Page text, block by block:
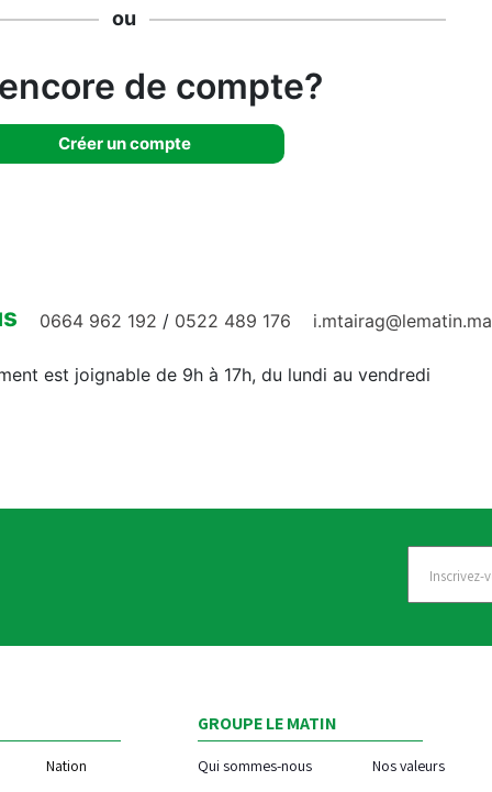
ou
de compte?
Créer un compte
0664 962 192 / 0522 489 176 i.mtairag@lematin.ma
est joignable de 9h à 17h, du lundi au vendredi
Nation
GROUPE LE MATIN
Qui sommes-nous Nos valeurs